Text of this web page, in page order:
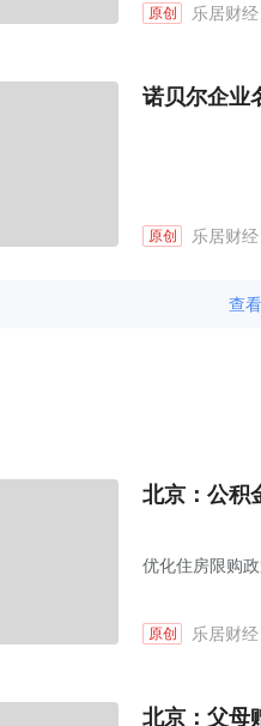
原创 乐居财经
诺贝尔企业
原创 乐居财经
查
北京：公积
优化住房限购政
原创 乐居财经
北京：父母